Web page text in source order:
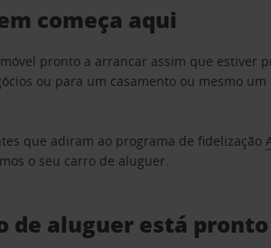
começa aqui
pronto a arrancar assim que
ou para um casamento ou mesmo
que adiram ao programa de fidelização
o seu carro de aluguer.
de aluguer está